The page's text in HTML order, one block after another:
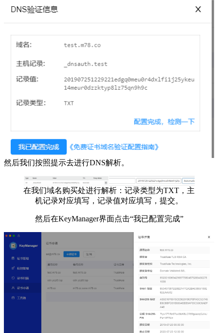
然后我们按照提示去进行DNS解析。
在我们域名购买处进行解析：记录类型为TXT，主
机记录对应填写，记录值对应填写，提交。
然后在KeyManager界面点击“我已配置完成”